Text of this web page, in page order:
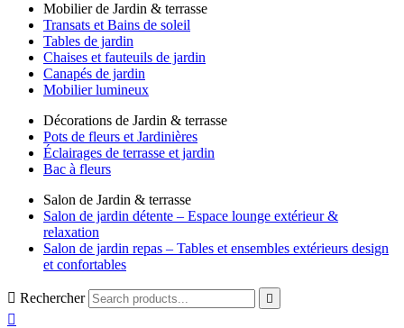
Mobilier de Jardin & terrasse
Transats et Bains de soleil
Tables de jardin
Chaises et fauteuils de jardin
Canapés de jardin
Mobilier lumineux
Décorations de Jardin & terrasse
Pots de fleurs et Jardinières
Éclairages de terrasse et jardin
Bac à fleurs
Salon de Jardin & terrasse
Salon de jardin détente – Espace lounge extérieur &
relaxation
Salon de jardin repas – Tables et ensembles extérieurs design
et confortables
 Rechercher 
